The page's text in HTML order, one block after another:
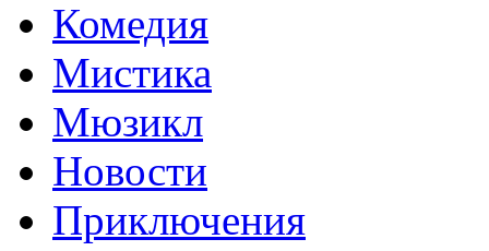
Комедия
Мистика
Мюзикл
Новости
Приключения